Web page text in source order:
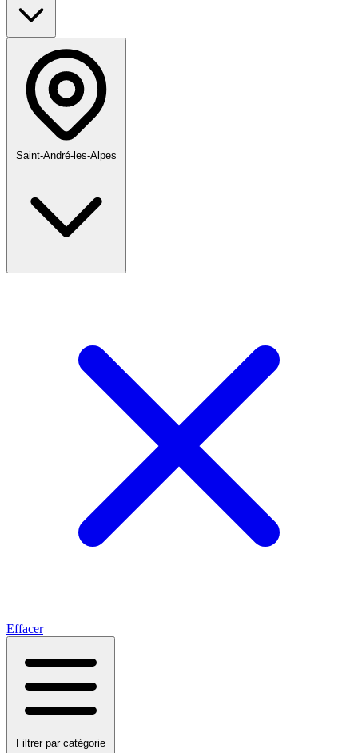
Saint-André-les-Alpes
Effacer
Filtrer par catégorie